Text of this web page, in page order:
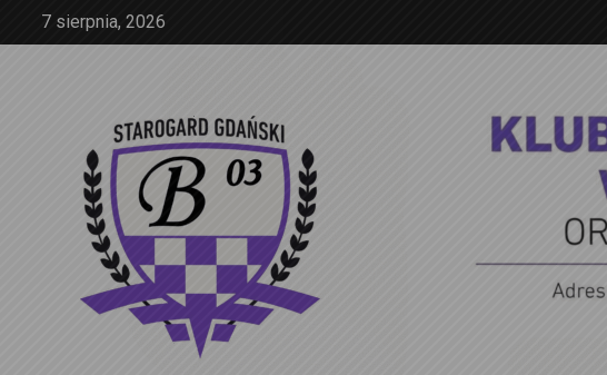
7 sierpnia, 2026